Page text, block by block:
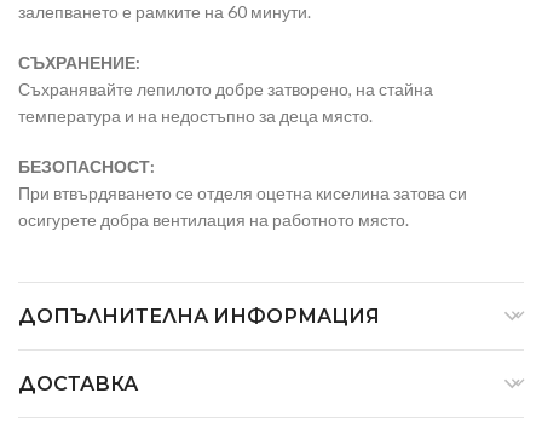
залепването е рамките на 60 минути.
СЪХРАНЕНИЕ:
Съхранявайте лепилото добре затворено, на стайна
температура и на недостъпно за деца място.
БЕЗОПАСНОСТ:
При втвърдяването се отделя оцетна киселина затова си
осигурете добра вентилация на работното място.
ДОПЪЛНИТЕЛНА ИНФОРМАЦИЯ
ДОСТАВКА